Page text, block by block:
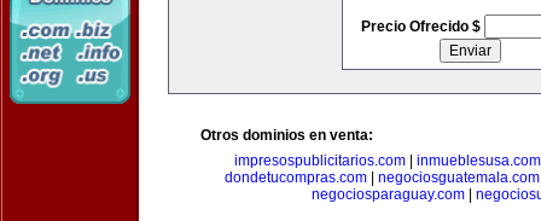
Precio Ofrecido $
Otros dominios en venta:
impresospublicitarios.com
inmueblesusa.com
dondetucompras.com| negociosguatemala.com
negociosparaguay.com